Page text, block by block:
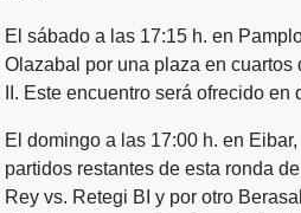
El sábado a las 17:15 h. en
Olazabal por una plaza en
II. Este encuentro será ofrecido en
El domingo a las 17:00 h. en
partidos restantes de esta ronda
Rey vs. Retegi BI y por otro